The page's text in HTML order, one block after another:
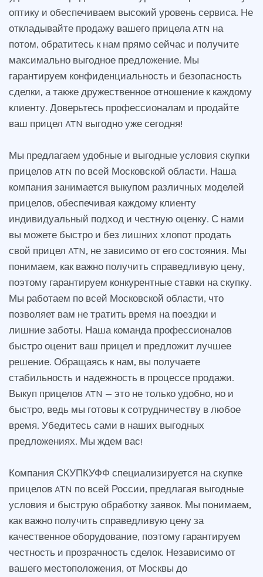
оптику и обеспечиваем высокий уровень сервиса. Не
откладывайте продажу вашего прицела ATN на
потом, обратитесь к нам прямо сейчас и получите
максимально выгодное предложение. Мы
гарантируем конфиденциальность и безопасность
сделки, а также дружественное отношение к каждому
клиенту. Доверьтесь профессионалам и продайте
ваш прицел ATN выгодно уже сегодня!
Мы предлагаем удобные и выгодные условия скупки
прицелов ATN по всей Московской области. Наша
компания занимается выкупом различных моделей
прицелов, обеспечивая каждому клиенту
индивидуальный подход и честную оценку. С нами
вы можете быстро и без лишних хлопот продать
свой прицел ATN, не зависимо от его состояния. Мы
понимаем, как важно получить справедливую цену,
поэтому гарантируем конкурентные ставки на скупку.
Мы работаем по всей Московской области, что
позволяет вам не тратить время на поездки и
лишние заботы. Наша команда профессионалов
быстро оценит ваш прицел и предложит лучшее
решение. Обращаясь к нам, вы получаете
стабильность и надежность в процессе продажи.
Выкуп прицелов ATN — это не только удобно, но и
быстро, ведь мы готовы к сотрудничеству в любое
время. Убедитесь сами в наших выгодных
предложениях. Мы ждем вас!
Компания СКУПКУФФ специализируется на скупке
прицелов ATN по всей России, предлагая выгодные
условия и быструю обработку заявок. Мы понимаем,
как важно получить справедливую цену за
качественное оборудование, поэтому гарантируем
честность и прозрачность сделок. Независимо от
вашего местоположения, от Москвы до